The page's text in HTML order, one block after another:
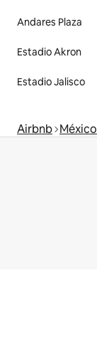
Andares Plaza
Estadio Akron
Estadio Jalisco
Airbnb México